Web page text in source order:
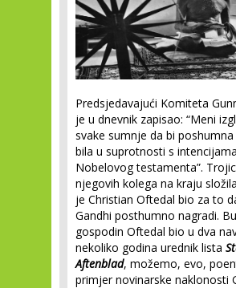
Predsjedavajući Komiteta
je u dnevnik zapisao: “Meni
svake sumnje da bi
bila u suprotnosti s intencijama
Nobelovog testamenta”.
njegovih kolega na kraju
je Christian Oftedal bio za to
Gandhi posthumno nagradi.
gospodin Oftedal bio u dva
nekoliko godina urednik lista
Aftenblad, možemo, evo,
primjer novinarske naklonosti